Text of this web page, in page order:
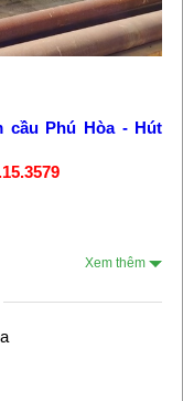
cầu Phú Hòa- Hút
Xem thêm